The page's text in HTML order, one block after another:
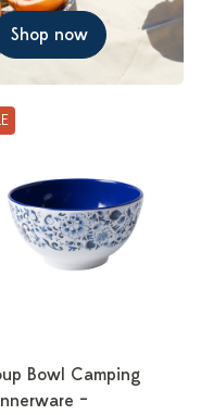
Shop now
Bowl Camping
–